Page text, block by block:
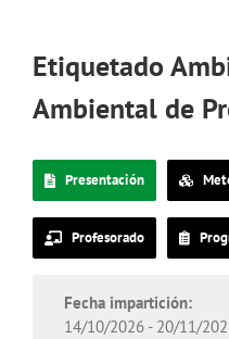
Etiquetado
Ambiental de
Presentación
Profesorado
Fecha impartición:
14/10/2026 - 20/11/